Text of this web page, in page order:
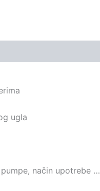
ugla
način upotrebe …